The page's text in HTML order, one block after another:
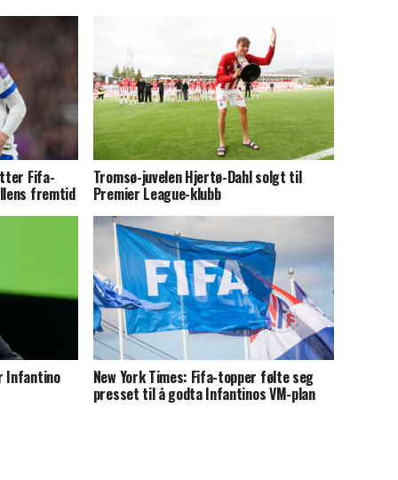
Fifa-
fremtid
Tromsø-juvelen Hjertø-Dahl solgt til
Premier League-klubb
Infantino New York Times: Fifa-topper følte seg
presset til å godta Infantinos VM-plan